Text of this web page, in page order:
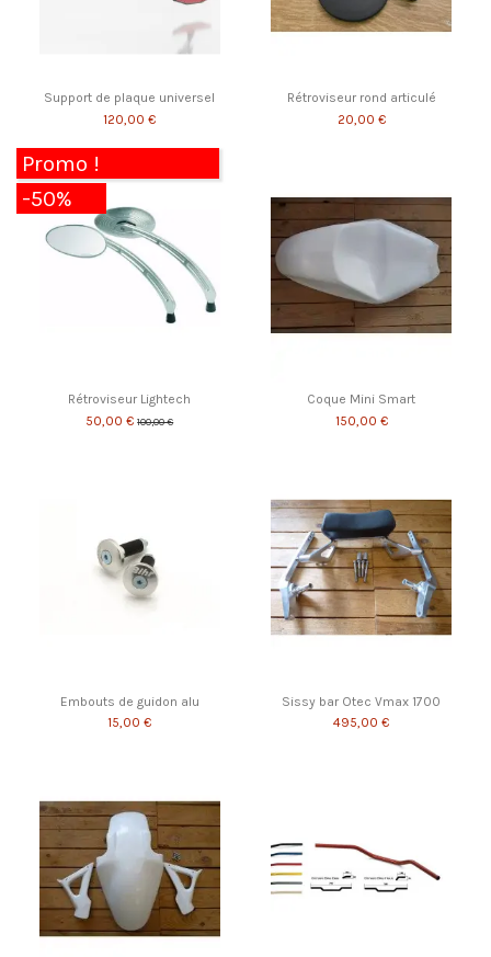
Support de plaque universel
120,00 €
Rétroviseur rond articulé
20,00 €
Promo !
-50%
Rétroviseur Lightech
50,00 €100,00 €
Coque Mini Smart
150,00 €
Embouts de guidon alu
15,00 €
Sissy bar Otec Vmax 1700
495,00 €